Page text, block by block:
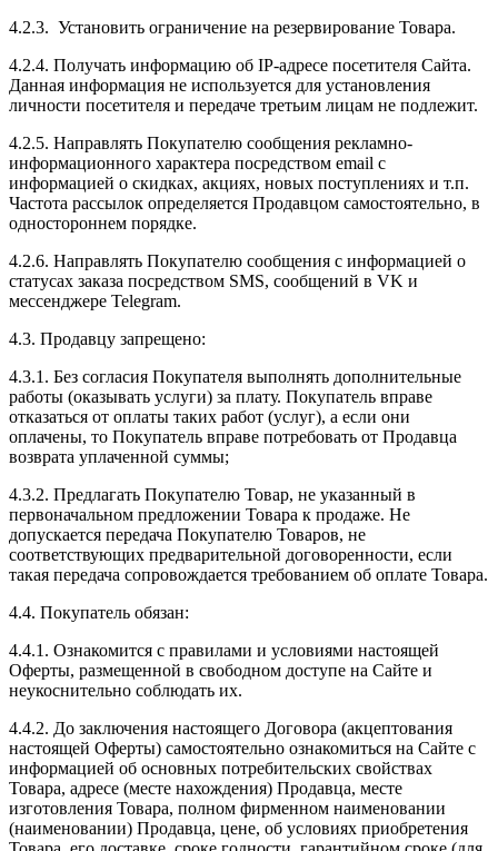
4.2.3. Установить ограничение на резервирование Товара.
4.2.4. Получать информацию об IP-адресе посетителя Сайта.
Данная информация не используется для установления
личности посетителя и передаче третьим лицам не подлежит.
4.2.5. Направлять Покупателю сообщения рекламно-
информационного характера посредством email с
информацией о скидках, акциях, новых поступлениях и т.п.
Частота рассылок определяется Продавцом самостоятельно, в
одностороннем порядке.
4.2.6. Направлять Покупателю сообщения с информацией о
статусах заказа посредством SMS, сообщений в VK и
мессенджере Telegram.
4.3. Продавцу запрещено:
4.3.1. Без согласия Покупателя выполнять дополнительные
работы (оказывать услуги) за плату. Покупатель вправе
отказаться от оплаты таких работ (услуг), а если они
оплачены, то Покупатель вправе потребовать от Продавца
возврата уплаченной суммы;
4.3.2. Предлагать Покупателю Товар, не указанный в
первоначальном предложении Товара к продаже. Не
допускается передача Покупателю Товаров, не
соответствующих предварительной договоренности, если
такая передача сопровождается требованием об оплате Товара.
4.4. Покупатель обязан:
4.4.1. Ознакомится с правилами и условиями настоящей
Оферты, размещенной в свободном доступе на Сайте и
неукоснительно соблюдать их.
4.4.2. До заключения настоящего Договора (акцептования
настоящей Оферты) самостоятельно ознакомиться на Сайте с
информацией об основных потребительских свойствах
Товара, адресе (месте нахождения) Продавца, месте
изготовления Товара, полном фирменном наименовании
(наименовании) Продавца, цене, об условиях приобретения